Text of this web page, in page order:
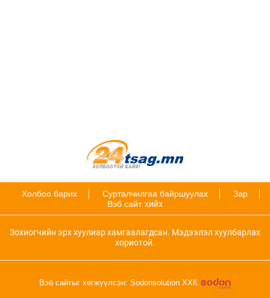
Холбоо барих Сурталчилгаа байршуулах
Зар
Вэб сайт хийх
Зохиогчийн эрх хуулиар хамгаалагдсан. Мэдээлэл хуулбарлах
хориотой.
Вэб сайтыг хөгжүүлсэн: Sodonsolution ХХК